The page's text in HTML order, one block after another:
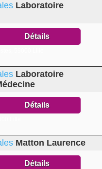
Laboratoire
Détails
Laboratoire
Détails
Matton Laurence
Détails